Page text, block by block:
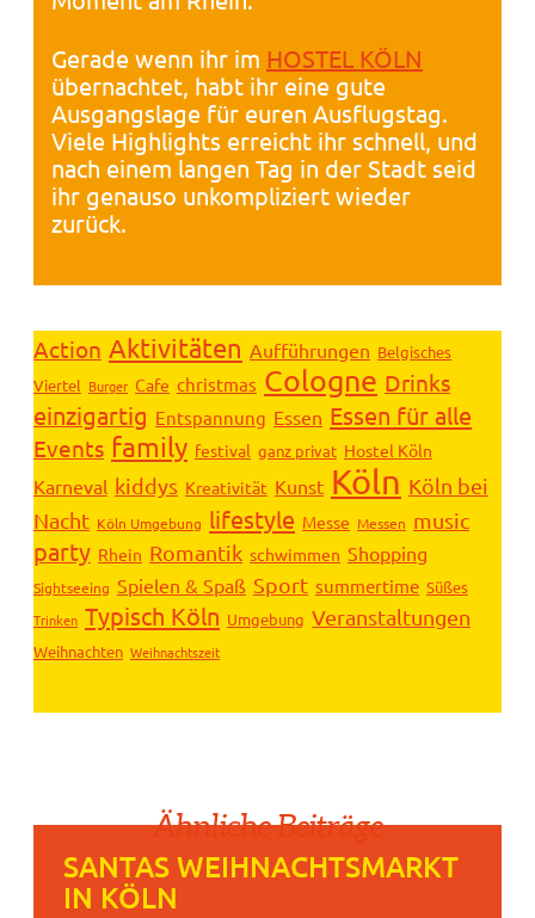
Gerade wenn ihr im HOSTEL KÖLN
übernachtet, habt ihr eine gute
Ausgangslage für euren Ausflugstag.
Viele Highlights erreicht ihr schnell, und
nach einem langen Tag in der Stadt seid
ihr genauso unkompliziert wieder
zurück.
Action Aktivitäten Aufführungen Belgisches
Viertel Burger Cafe christmas Cologne Drinks
einzigartig Entspannung Essen Essen für alle
Events family festival ganz privat Hostel Köln
Karneval kiddys Kreativität Kunst Köln Köln bei
Nacht Köln Umgebung lifestyle Messe Messen music
party Rhein Romantik schwimmen Shopping
Sightseeing Spielen & Spaß Sport summertime Süßes
Trinken Typisch Köln Umgebung Veranstaltungen
Weihnachten Weihnachtszeit
Ähnliche Beiträge
SANTAS WEIHNACHTSMARKT
IN KÖLN